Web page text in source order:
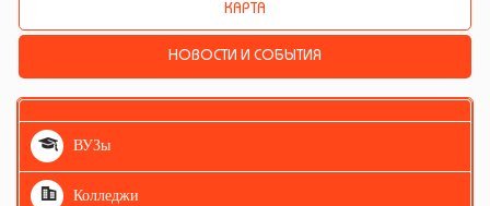
КАРТА
НОВОСТИ И СОБЫТИЯ
ВУЗы
Колледжи